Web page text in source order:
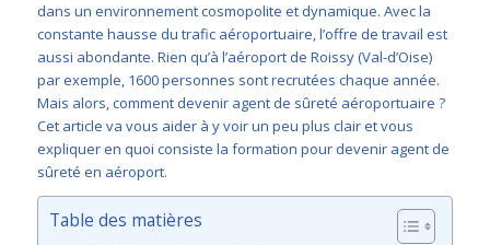
dans un environnement cosmopolite et dynamique. Avec la
constante hausse du trafic aéroportuaire, l’offre de travail est
aussi abondante. Rien qu’à l’aéroport de Roissy (Val-d’Oise)
par exemple, 1600 personnes sont recrutées chaque année.
Mais alors, comment devenir agent de sûreté aéroportuaire ?
Cet article va vous aider à y voir un peu plus clair et vous
expliquer en quoi consiste la formation pour devenir agent de
sûreté en aéroport.
Table des matières